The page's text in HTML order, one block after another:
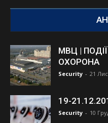
МВЦ |
ОХОРОНА
Security - 21
19-
Security - 10